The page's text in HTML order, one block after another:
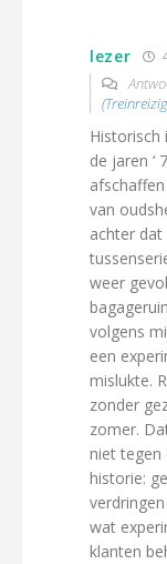
lezer
Historisch
de jaren ‘
van
achter dat
weer
volgens
een
mislukte.
zonder
zomer.
niet tegen
historie:
wat
klanten